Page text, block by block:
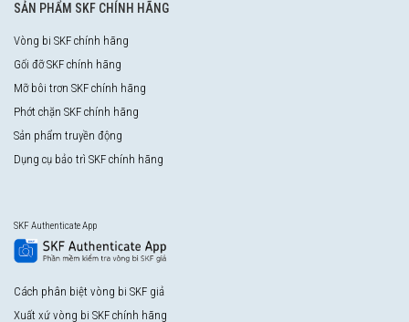
SẢN PHẨM SKF CHÍNH HÃNG
Vòng bi SKF chính hãng
Gối đỡ SKF chính hãng
Mỡ bôi trơn SKF chính hãng
Phớt chặn SKF chính hãng
Sản phẩm truyền động
Dụng cụ bảo trì SKF chính hãng
SKF Authenticate App
Cách phân biệt vòng bi SKF giả
Xuất xứ vòng bi SKF chính hãng